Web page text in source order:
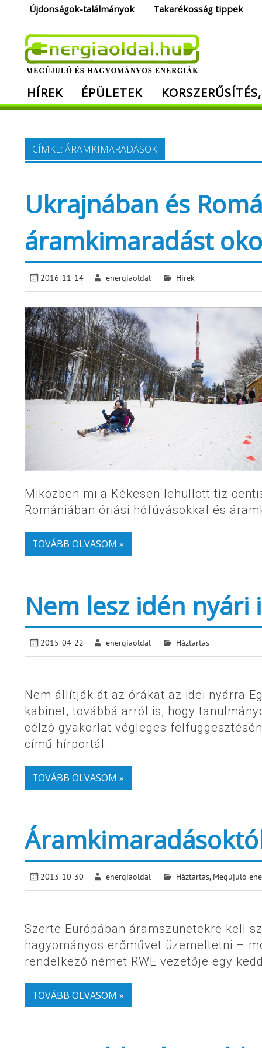
Újdonságok-találmányok Takarékosság tippek
Megújuló és hagyományos energiák.
HÍREK ÉPÜLETEK
CÍMKE: ÁRAMKIMARADÁSOK
Ukrajnában és
áramkimaradást
2016-11-14 energiaoldal Hírek
Miközben mi a Kékesen lehullott tíz
Romániában óriási hófúvásokkal és
TOVÁBB OLVASOM »
Nem lesz idén
2015-04-22 energiaoldal Háztartás
Nem állítják át az órákat az idei nyárra
kabinet, továbbá arról is, hogy
célzó gyakorlat végleges
című hírportál.
TOVÁBB OLVASOM »
2013-10-30 energiaoldal Háztartás, Megújuló
Szerte Európában áramszünetekre kell
hagyományos erőművet üzemeltetni –
rendelkező német RWE vezetője egy
TOVÁBB OLVASOM »